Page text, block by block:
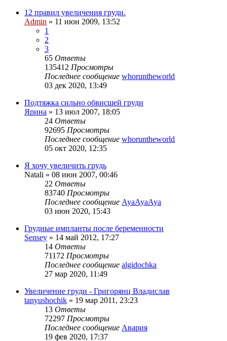
12 правил увеличения груди.
Admin » 11 июн 2009, 13:52
1
2
3
65 Ответы
135412 Просмотры
Последнее сообщение whoruntheworld
03 дек 2020, 13:49
Подтяжка сильно обвисшей груди
Ярина » 13 июл 2007, 18:05
24 Ответы
92695 Просмотры
Последнее сообщение whoruntheworld
05 окт 2020, 12:35
Я хочу увеличить грудь
Natali » 08 июн 2007, 00:46
22 Ответы
83740 Просмотры
Последнее сообщение AyaAyaAya
03 июн 2020, 15:43
Грудные импланты после беременности
Sensey » 14 май 2012, 17:27
14 Ответы
71172 Просмотры
Последнее сообщение algidochka
27 мар 2020, 11:49
Увеличение груди - Григорянц Владислав
tanyushochik » 19 мар 2011, 23:23
13 Ответы
72297 Просмотры
Последнее сообщение Авария
19 фев 2020, 17:37